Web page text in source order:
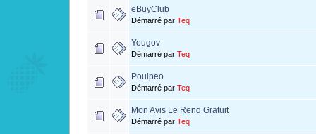
eBuyClub
Démarré par Teq
Yougov
Démarré par Teq
Poulpeo
Démarré par Teq
Mon Avis Le Rend Gratuit
Démarré par Teq